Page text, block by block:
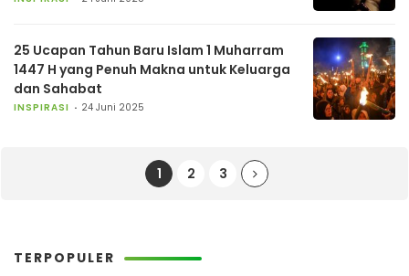
25 Ucapan Tahun Baru Islam 1 Muharram
1447 H yang Penuh Makna untuk Keluarga
dan Sahabat
INSPIRASI 24 Juni 2025
1 2 3
TERPOPULER